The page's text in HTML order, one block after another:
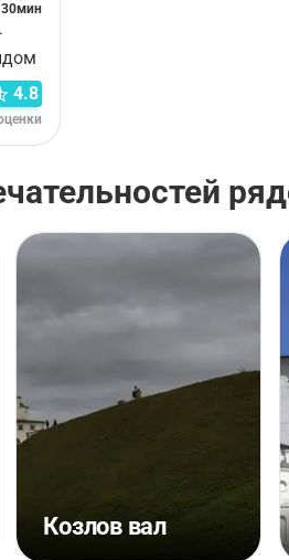
30мин
4.8
Козлов вал